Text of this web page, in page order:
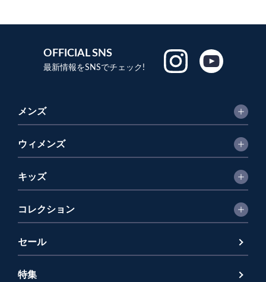
OFFICIAL SNS
最新情報をSNSでチェック!
メンズ
ウィメンズ
キッズ
コレクション
セール
特集